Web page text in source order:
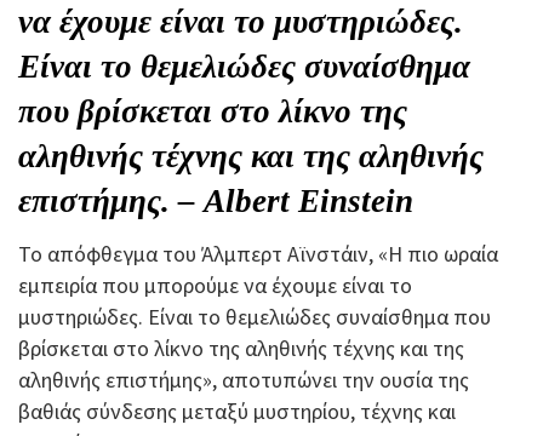
να έχουμε είναι το μυστηριώδες.
Είναι το θεμελιώδες συναίσθημα
που βρίσκεται στο λίκνο της
αληθινής τέχνης και της αληθινής
επιστήμης. – Albert Einstein
Το απόφθεγμα του Άλμπερτ Αϊνστάιν, «Η πιο ωραία
εμπειρία που μπορούμε να έχουμε είναι το
μυστηριώδες. Είναι το θεμελιώδες συναίσθημα που
βρίσκεται στο λίκνο της αληθινής τέχνης και της
αληθινής επιστήμης», αποτυπώνει την ουσία της
βαθιάς σύνδεσης μεταξύ μυστηρίου, τέχνης και